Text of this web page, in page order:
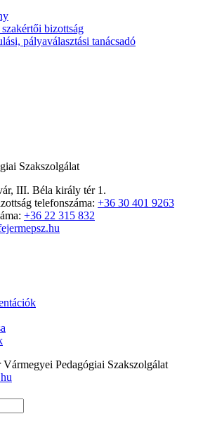
bizottság
pályaválasztási tanácsadó
III. Béla király tér 1.
telefonszáma: +36 30 401 9263
+36 22 315 832
Pedagógiai Szakszolgálat